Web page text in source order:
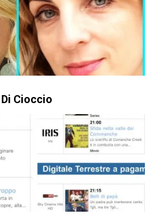
Cioccio